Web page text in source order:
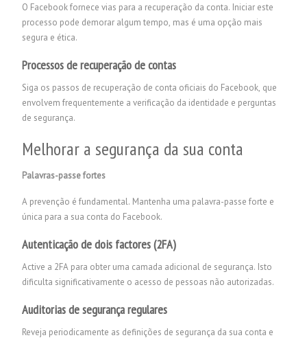
O Facebook fornece vias para a recuperação da conta. Iniciar este
processo pode demorar algum tempo, mas é uma opção mais
segura e ética.
Processos de recuperação de contas
Siga os passos de recuperação de conta oficiais do Facebook, que
envolvem frequentemente a verificação da identidade e perguntas
de segurança.
Melhorar a segurança da sua conta
Palavras-passe fortes
A prevenção é fundamental. Mantenha uma palavra-passe forte e
única para a sua conta do Facebook.
Autenticação de dois factores (2FA)
Active a 2FA para obter uma camada adicional de segurança. Isto
dificulta significativamente o acesso de pessoas não autorizadas.
Auditorias de segurança regulares
Reveja periodicamente as definições de segurança da sua conta e